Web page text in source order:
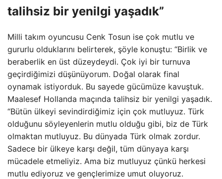
talihsiz bir yenilgi yaşadık”
Milli takım oyuncusu Cenk Tosun ise çok mutlu ve
gururlu olduklarını belirterek, şöyle konuştu: “Birlik ve
beraberlik en üst düzeydeydi. Çok iyi bir turnuva
geçirdiğimizi düşünüyorum. Doğal olarak final
oynamak istiyorduk. Bu sayede gücümüze kavuştuk.
Maalesef Hollanda maçında talihsiz bir yenilgi yaşadık.
“Bütün ülkeyi sevindirdiğimiz için çok mutluyuz. Türk
olduğunu söyleyenlerin mutlu olduğu gibi, biz de Türk
olmaktan mutluyuz. Bu dünyada Türk olmak zordur.
Sadece bir ülkeye karşı değil, tüm dünyaya karşı
mücadele etmeliyiz. Ama biz mutluyuz çünkü herkesi
mutlu ediyoruz ve gençlerimize umut oluyoruz.